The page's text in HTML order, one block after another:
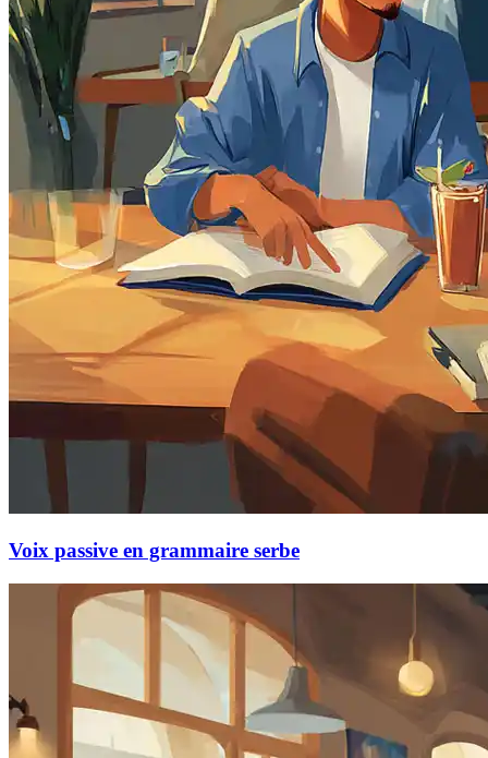
Voix passive en grammaire serbe